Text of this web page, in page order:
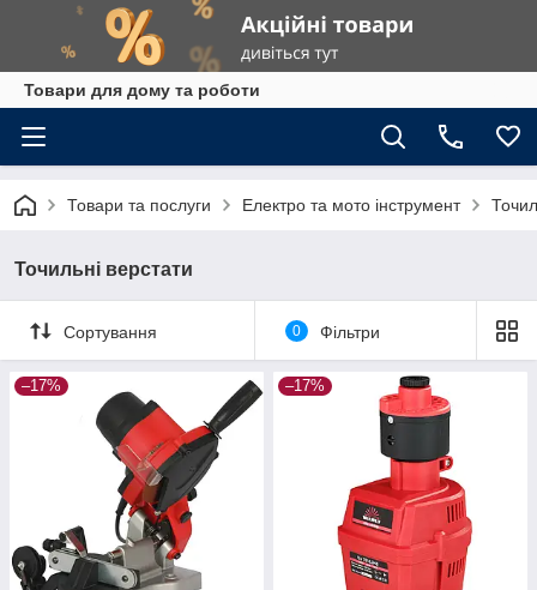
Товари для дому та роботи
Товари та послуги Електро та мото інструмент
Точильні верстати
Сортування 0 Фільтри
–17% –17%